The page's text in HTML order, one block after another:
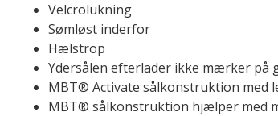
Velcrolukning
Sømløst inderfor
Hælstrop
Ydersålen efterlader ikke mærker på
MBT® Activate sålkonstruktion med
MBT® sålkonstruktion hjælper med